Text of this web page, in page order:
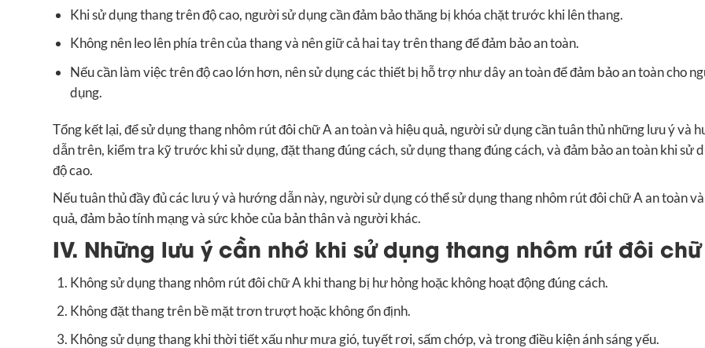
Khi sử dụng thang trên độ cao, người sử dụng cần đảm bảo thăng bị khóa chặt trước khi lên thang.
Không nên leo lên phía trên của thang và nên giữ cả hai tay trên thang để đảm bảo an toàn.
Nếu cần làm việc trên độ cao lớn hơn, nên sử dụng các thiết bị hỗ trợ như dây an toàn để đảm bảo an toàn cho
dụng.
Tổng kết lại, để sử dụng thang nhôm rút đôi chữ A an toàn và hiệu quả, người sử dụng cần tuân thủ những lưu ý và
dẫn trên, kiểm tra kỹ trước khi sử dụng, đặt thang đúng cách, sử dụng thang đúng cách, và đảm bảo an toàn khi sử
độ cao.
Nếu tuân thủ đầy đủ các lưu ý và hướng dẫn này, người sử dụng có thể sử dụng thang nhôm rút đôi chữ A an toàn
quả, đảm bảo tính mạng và sức khỏe của bản thân và người khác.
IV. Những lưu ý cần nhớ khi sử dụng thang nhôm rút đôi
Không sử dụng thang nhôm rút đôi chữ A khi thang bị hư hỏng hoặc không hoạt động đúng cách.
Không đặt thang trên bề mặt trơn trượt hoặc không ổn định.
Không sử dụng thang khi thời tiết xấu như mưa gió, tuyết rơi, sấm chớp, và trong điều kiện ánh sáng yếu.